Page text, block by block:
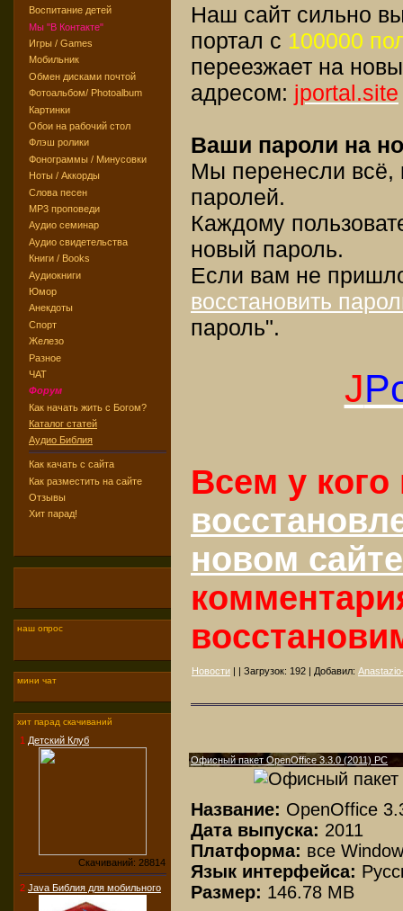
Воспитание детей
Мы "В Контакте"
Игры / Games
Мобильник
Обмен дисками почтой
Фотоальбом/ Photoalbum
Картинки
Обои на рабочий стол
Флэш ролики
Фонограммы / Минусовки
Ноты / Аккорды
Слова песен
MP3 проповеди
Аудио семинар
Аудио свидетельства
Книги / Books
Аудиокниги
Юмор
Анекдоты
Спорт
Железо
Разное
ЧАТ
Форум
Как начать жить с Богом?
Каталог статей
Аудио Библия
Как качать с сайта
Как разместить на сайте
Отзывы
Хит парад!
наш опрос
мини чат
хит парад скачиваний
1 Детский Клуб
Скачиваний: 28814
2 Java Библия для мобильного
Наш сайт сильно
портал с 100000
переезжает на
адресом: jportal.site
Ваши пароли на
Мы перенесли всё,
паролей.
Каждому
новый пароль.
Если вам не
восстановить
пароль".
J
Всем у
новом сайте
Новости | | Загрузок: 192 | Добавил:
Офисный пакет OpenOffice 3.3.0 (2011) PC
Название: OpenOffice
Дата выпуска: 2011
Платформа: все
Язык интерфейса:
Размер: 146.78 MB